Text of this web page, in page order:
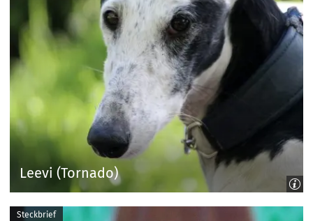
Leevi (Tornado)
Steckbrief